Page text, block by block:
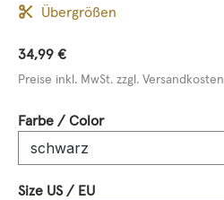
Übergrößen
34,99 €
Preise inkl. MwSt. zzgl. Versandkosten
Farbe / Colorauswählen
Size US / EUauswählen